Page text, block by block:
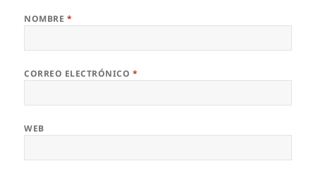
NOMBRE *
CORREO ELECTRÓNICO *
WEB